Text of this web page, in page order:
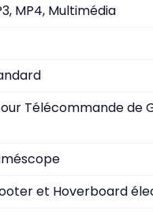
MP4, Multimédia
Télécommande de
et Hoverboard